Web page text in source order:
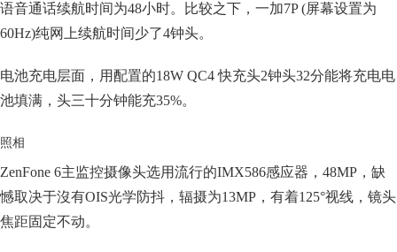
语音通话续航时间为48小时。比较之下，一加7P (屏幕设置为
60Hz)纯网上续航时间少了4钟头。
电池充电层面，用配置的18W QC4 快充头2钟头32分能将充电电
池填满，头三十分钟能充35%。
照相
ZenFone 6主监控摄像头选用流行的IMX586感应器，48MP，缺
憾取决于沒有OIS光学防抖，辐摄为13MP，有着125°视线，镜头
焦距固定不动。